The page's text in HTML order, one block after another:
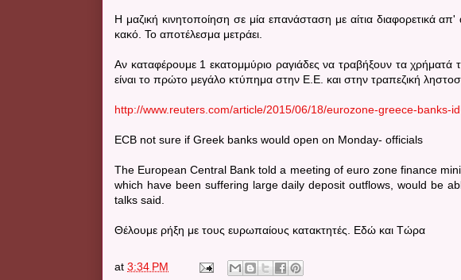
Η μαζική κινητοποίηση σε μία επανάσταση με αίτια διαφορετικά
κακό. Το αποτέλεσμα μετράει.
Αν καταφέρουμε 1 εκατομμύριο ραγιάδες να τραβήξουν τα χρήματά
είναι το πρώτο μεγάλο κτύπημα στην Ε.Ε. και στην τραπεζική
http://www.reuters.com/article/2015/06/18/eurozone-greece-banks-
ECB not sure if Greek banks would open on Monday- officials
The European Central Bank told a meeting of euro zone finance
which have been suffering large daily deposit outflows, would be
talks said.
Θέλουμε ρήξη με τους ευρωπαίους κατακτητές. Εδώ και Τώρα
at 3:34 PM